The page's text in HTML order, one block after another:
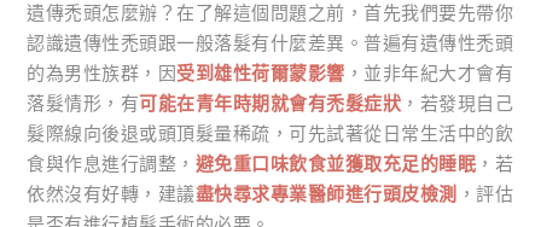
遺傳禿頭怎麼辦？在了解這個問題之前，首先我們要先帶你
認識遺傳性禿頭跟一般落髮有什麼差異。普遍有遺傳性禿頭
的為男性族群，因受到雄性荷爾蒙影響 ，並非年紀大才會有
落髮情形，有可能在青年時期就會有禿髮症狀 ，若發現自己
髮際線向後退或頭頂髮量稀疏，可先試著從日常生活中的飲
食與作息進行調整， 避免重口味飲食並獲取充足的睡眠 ，若
依然沒有好轉，建議盡快尋求專業醫師進行頭皮檢測 ，評估